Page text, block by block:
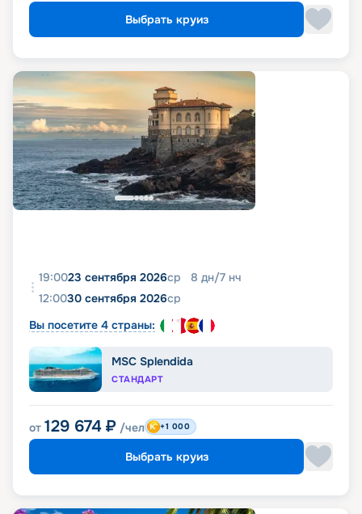
Выбрать круиз
19:0023 сентября 2026ср 8 дн/7 нч
12:0030 сентября 2026ср
Вы посетите 4 страны:
MSC Splendida
СТАНДАРТ
от 129 674 ₽ /чел +1 000
Выбрать круиз